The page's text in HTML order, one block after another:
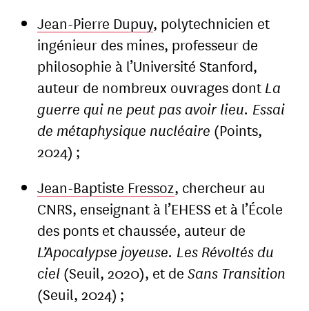
Jean-Pierre Dupuy, polytechnicien et
ingénieur des mines, professeur de
philosophie à l’Université Stanford,
auteur de nombreux ouvrages dont La
guerre qui ne peut pas avoir lieu. Essai
de métaphysique nucléaire (Points,
2024) ;
Jean-Baptiste Fressoz, chercheur au
CNRS, enseignant à l’EHESS et à l’École
des ponts et chaussée, auteur de
L’Apocalypse joyeuse. Les Révoltés du
ciel(Seuil, 2020), et de Sans Transition
(Seuil, 2024) ;